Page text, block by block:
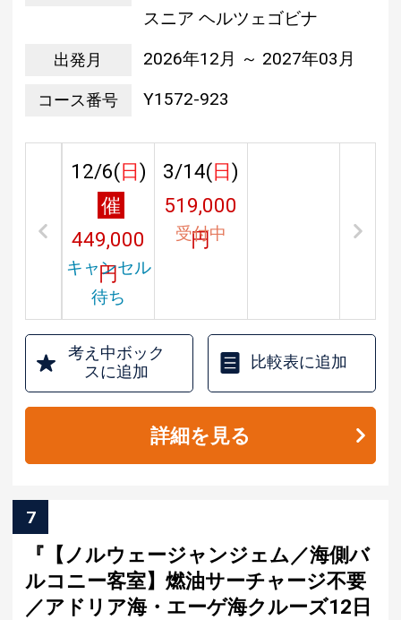
スニア ヘルツェゴビナ
出発月 2026年12月 ～ 2027年03月
コース番号 Y1572-923
12/6(日)
催
449,000
円
キャンセル
待ち
3/14(日)
519,000
円
受付中
考え中ボック
スに追加
比較表に追加
詳細を見る
7
『【ノルウェージャンジェム／海側バ
ルコニー客室】燃油サーチャージ不要
／アドリア海・エーゲ海クルーズ12日